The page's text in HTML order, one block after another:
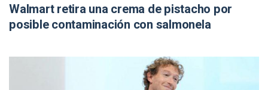
Walmart retira una crema de pistacho por
posible contaminación con salmonela